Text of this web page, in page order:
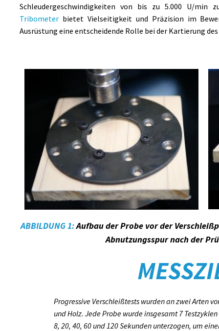
Schleudergeschwindigkeiten von bis zu 5.000 U/min
Tribometerbietet Vielseitigkeit und Präzision im
Ausrüstung eine entscheidende Rolle bei der Kartierung
ABBILDUNG 1:Aufbau der Probe vor der
Abnutzungsspur nach der
Progressive Verschleißtests wurden an zwei Arten
und Holz. Jede Probe wurde insgesamt 7
8, 20, 40, 60 und 120 Sekunden unterzogen, um